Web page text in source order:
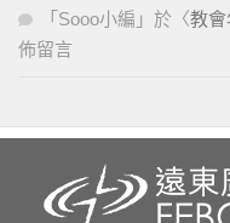
「 Sooo小編 」於〈教會
佈留言